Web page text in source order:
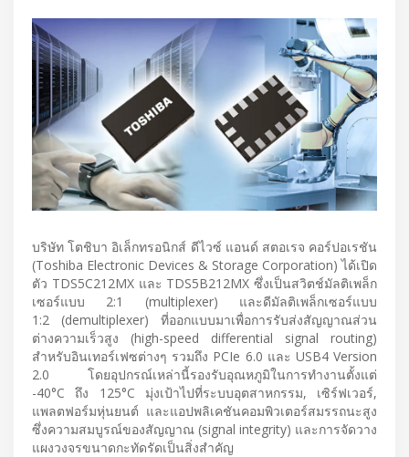
บริษัท โตชิบา อิเล็กทรอนิกส์ ดีไวซ์ แอนด์ สตอเรจ คอร์ปอเรชัน
(Toshiba Electronic Devices & Storage Corporation) ได้เปิด
ตัว TDS5C212MX และ TDS5B212MX ซึ่งเป็นสวิตช์มัลติเพล็ก
เซอร์แบบ 2:1 (multiplexer) และดีมัลติเพล็กเซอร์แบบ
1:2 (demultiplexer) ที่ออกแบบมาเพื่อการรับส่งสัญญาณส่วน
ต่างความเร็วสูง (high-speed differential signal routing)
สำหรับอินเทอร์เฟซต่างๆ รวมถึง PCIe 6.0 และ USB4 Version
2.0 โดยอุปกรณ์เหล่านี้รองรับอุณหภูมิในการทำงานตั้งแต่
-40°C ถึง 125°C มุ่งเป้าไปที่ระบบอุตสาหกรรม, เซิร์ฟเวอร์,
แพลตฟอร์มหุ่นยนต์ และแอปพลิเคชันคอมพิวเตอร์สมรรถนะสูง
ซึ่งความสมบูรณ์ของสัญญาณ (signal integrity) และการจัดวาง
แผงวงจรขนาดกะทัดรัดเป็นสิ่งสำคัญ